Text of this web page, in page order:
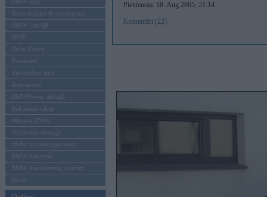
Tehnoloģijas & sasniegumi
BMW Latvijā
MINI
Rolls-Royce
Pasākumi
Vadāmības tests
Autosports
BMWPower aktuāli
Reklāmas raksti
Mēneša BMW
Sērijveida tūnings
BMW pasaules jaunumi
BMW koncepti
BMW konkurentu jaunumi
Moto
Pievienota: 18. Aug 2005, 21:14
Komentāri (22)